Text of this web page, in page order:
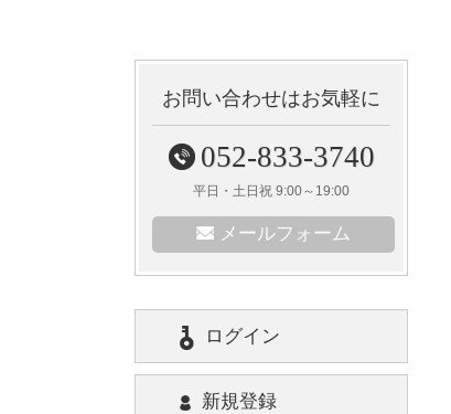
お問い合わせはお気軽に
052-833-3740
平日・土日祝 9:00～19:00
メールフォーム
ログイン
新規登録